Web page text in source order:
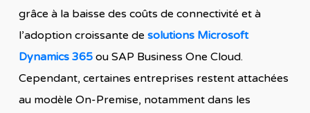
grâce à la baisse des coûts de connectivité et à
l’adoption croissante de solutions Microsoft
Dynamics 365ou SAP Business One Cloud.
Cependant, certaines entreprises restent attachées
au modèle On-Premise, notamment dans les